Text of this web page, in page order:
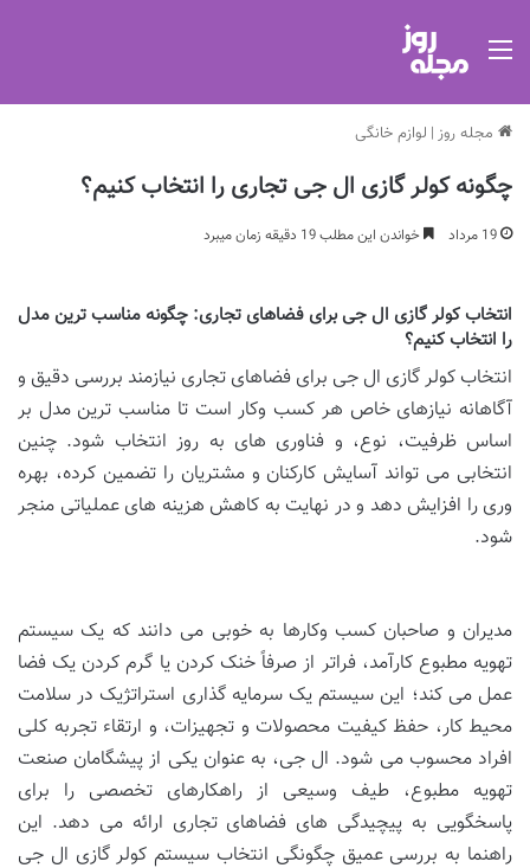
مجله روز | لوازم خانگی
چگونه کولر گازی ال جی تجاری را انتخاب کنیم؟
19 مرداد خواندن این مطلب 19 دقیقه زمان میبرد
انتخاب کولر گازی ال جی برای فضاهای تجاری: چگونه مناسب ترین مدل
را انتخاب کنیم؟
انتخاب کولر گازی ال جی برای فضاهای تجاری نیازمند بررسی دقیق و
آگاهانه نیازهای خاص هر کسب وکار است تا مناسب ترین مدل بر
اساس ظرفیت، نوع، و فناوری های به روز انتخاب شود. چنین
انتخابی می تواند آسایش کارکنان و مشتریان را تضمین کرده، بهره
وری را افزایش دهد و در نهایت به کاهش هزینه های عملیاتی منجر
شود.
مدیران و صاحبان کسب وکارها به خوبی می دانند که یک سیستم
تهویه مطبوع کارآمد، فراتر از صرفاً خنک کردن یا گرم کردن یک فضا
عمل می کند؛ این سیستم یک سرمایه گذاری استراتژیک در سلامت
محیط کار، حفظ کیفیت محصولات و تجهیزات، و ارتقاء تجربه کلی
افراد محسوب می شود. ال جی، به عنوان یکی از پیشگامان صنعت
تهویه مطبوع، طیف وسیعی از راهکارهای تخصصی را برای
پاسخگویی به پیچیدگی های فضاهای تجاری ارائه می دهد. این
راهنما به بررسی عمیق چگونگی انتخاب سیستم کولر گازی ال جی